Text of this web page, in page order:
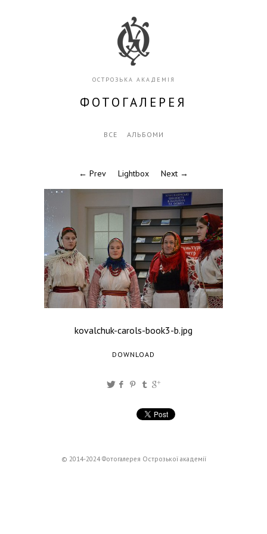
ОСТРОЗЬКА АКАДЕМІЯ
ФОТОГАЛЕРЕЯ
ВСЕ АЛЬБОМИ
← Prev Lightbox Next →
kovalchuk-carols-book3-b.jpg
DOWNLOAD
© 2014-2024 Фотогалерея Острозької академії